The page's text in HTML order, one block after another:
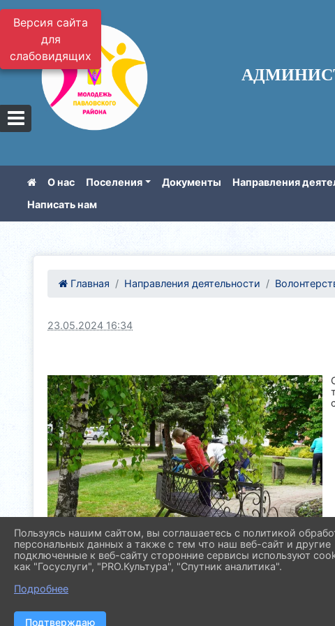
Версия сайта
для
слабовидящих
О нас Поселения Документы Направления
Написать нам
Главная Направления деятельности
23.05.2024 16:34
Пользуясь нашим сайтом, вы соглашаетесь с политикой
персональных данных а также с тем что наш веб-сайт и другие
подключенные к веб-сайту сторонние сервисы используют
как "Госуслуги", "PRO.Культура", "Спутник аналитика".
Подробнее
Подтверждаю